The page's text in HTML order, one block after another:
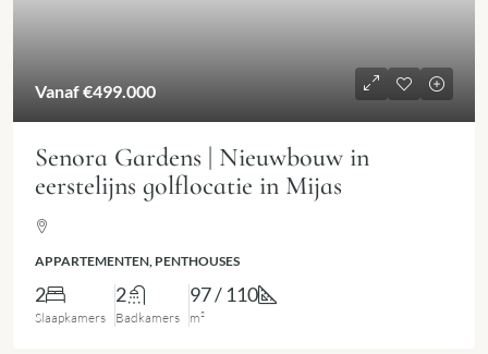
Vanaf€499.000
Senora Gardens | Nieuwbouw in
eerstelijns golflocatie in Mijas
APPARTEMENTEN, PENTHOUSES
2
Slaapkamers
2
Badkamers
97 / 110
m²